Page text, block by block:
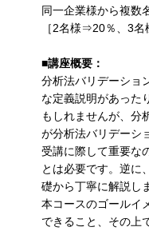
同一企業様から複数
［2名様⇒20％、3
■講座概要：
分析法バリデーショ
な定義説明があった
もしれませんが、分
が分析法バリデーシ
受講に際して重要な
とは必要です。逆に
礎から丁寧に解説し
本コースのゴールイ
できること、その上